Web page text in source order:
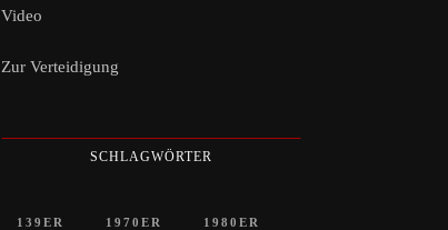
Video
Zur Verteidigung
SCHLAGWÖRTER
139ER 1970ER 1980ER